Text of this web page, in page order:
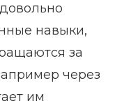
навыки,
за
через
им